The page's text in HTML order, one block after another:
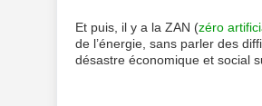
Et puis, il y a la ZAN (zéro
de l’énergie, sans parler des
désastre économique et social